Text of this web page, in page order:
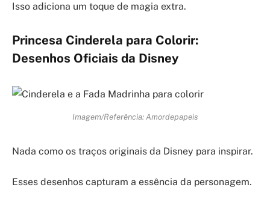
Isso adiciona um toque de magia extra.
Princesa Cinderela para Colorir:
Desenhos Oficiais da Disney
Imagem/Referência: Amordepapeis
Nada como os traços originais da Disney para inspirar.
Esses desenhos capturam a essência da personagem.